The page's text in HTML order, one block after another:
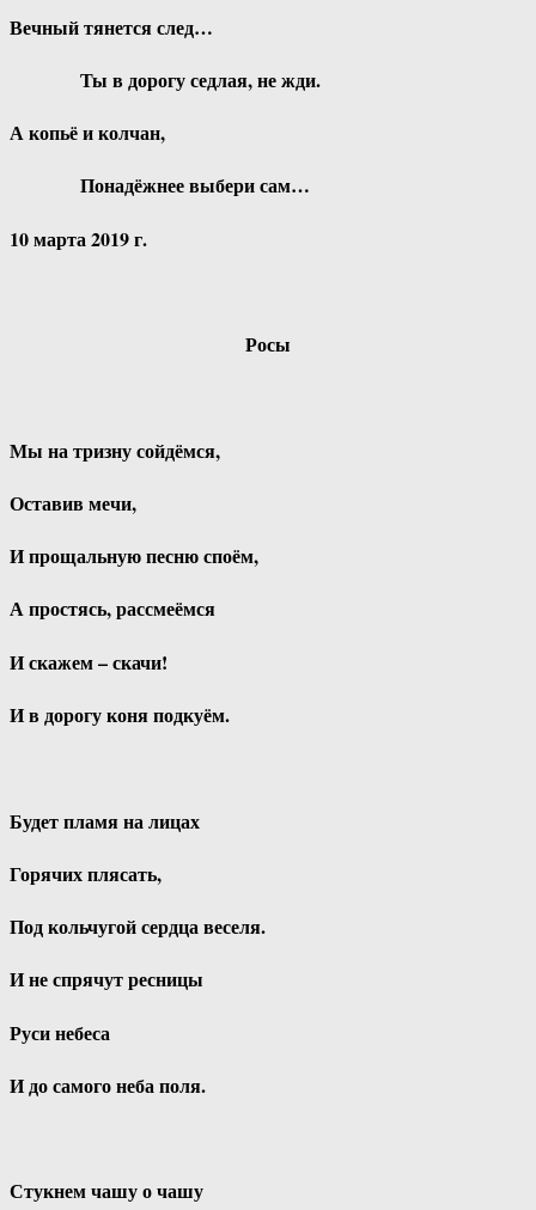
Вечный тянется след…
Ты в дорогу седлая, не жди.
А копьё и колчан,
Понадёжнее выбери сам…
10 марта 2019 г.
Росы
Мы на тризну сойдёмся,
Оставив мечи,
И прощальную песню споём,
А простясь, рассмеёмся
И скажем – скачи!
И в дорогу коня подкуём.
Будет пламя на лицах
Горячих плясать,
Под кольчугой сердца веселя.
И не спрячут ресницы
Руси небеса
И до самого неба поля.
Стукнем чашу о чашу